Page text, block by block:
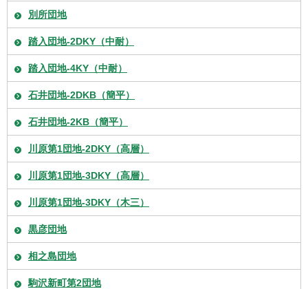
別所団地
踏入団地-2DKY（中耐）
踏入団地-4KY（中耐）
石井団地-2DKB（簡平）
石井団地-2KB（簡平）
川原第1団地-2DKY（高層）
川原第1団地-3DKY（高層）
川原第1団地-3DKY（木三）
黒彦団地
相之島団地
駒沢新町第2団地